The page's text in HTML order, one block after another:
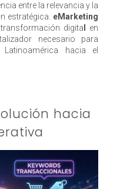
entre la relevancia y la
estratégica. eMarketing
digita
en
necesario para
hacia el
hacia